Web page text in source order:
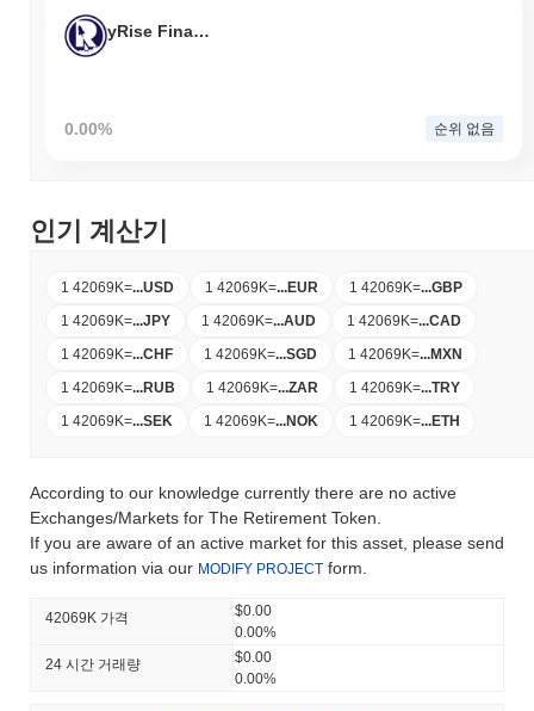
yRise Finance
0.00% 순위 없음
인기 계산기
1 42069K=...USD 1 42069K=...EUR 1 42069K=...GBP
1 42069K=...JPY 1 42069K=...AUD 1 42069K=...CAD
1 42069K=...CHF 1 42069K=...SGD 1 42069K=...MXN
1 42069K=...RUB 1 42069K=...ZAR 1 42069K=...TRY
1 42069K=...SEK 1 42069K=...NOK 1 42069K=...ETH
According to our knowledge currently there are no active
Exchanges/Markets for The Retirement Token.
If you are aware of an active market for this asset, please send
us information via our MODIFY PROJECT form.
42069K 가격
$0.00
0.00%
24 시간 거래량
$0.00
0.00%